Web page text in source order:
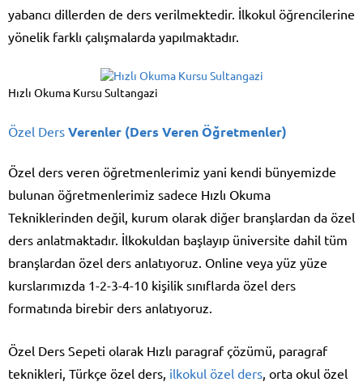
yabancı dillerden de ders verilmektedir. İlkokul öğrencilerine
yönelik farklı çalışmalarda yapılmaktadır.
Hızlı Okuma Kursu Sultangazi
Özel Ders Verenler (Ders Veren Öğretmenler)
Özel ders veren öğretmenlerimiz yani kendi bünyemizde
bulunan öğretmenlerimiz sadece Hızlı Okuma
Tekniklerinden değil, kurum olarak diğer branşlardan da özel
ders anlatmaktadır. İlkokuldan başlayıp üniversite dahil tüm
branşlardan özel ders anlatıyoruz. Online veya yüz yüze
kurslarımızda 1-2-3-4-10 kişilik sınıflarda özel ders
formatında birebir ders anlatıyoruz.
Özel Ders Sepeti olarak Hızlı paragraf çözümü, paragraf
teknikleri, Türkçe özel ders, ilkokul özel ders , orta okul özel